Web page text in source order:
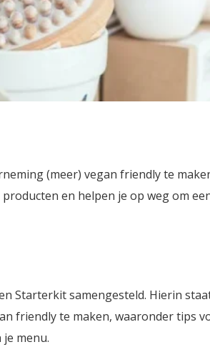
(meer) vegan friendly te
en helpen je op weg om
Starterkit samengesteld. Hierin
friendly te maken, waaronder tips
menu.